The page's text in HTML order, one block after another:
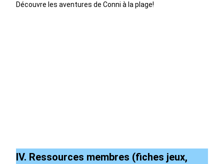
Découvre les aventures de Conni à la plage!
IV. Ressources membres (fiches jeux,